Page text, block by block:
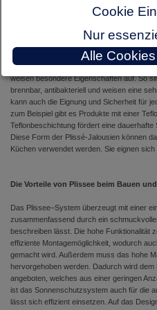
können es aber auch durch einen
das Hauseigene Montageteam vertrauen.
zwischen der Glasleiste der
Gestaltungsmöglichkeiten. Plisseeschirme
angeboten. Im Angebot sind weit mehr als
weisen besondere Eigenschaften auf. So
brennbar, antibakteriell und weisen eine
kann auch die Eignung und Sicherheit für
zum Beispiel gibt es Produkte mit einer
Teflonbeschichtung fördert eine
Diese Form der Plissé-Jalousien können
Küchen verwendet werden. Sie eignen
Die Vorteile von Plissee beim Bauen
Das Plissee–System überzeugt mit einer
zusammenfassend durch ein
beschreiben lässt. Die hohe Funktionalität
effiziente Montagemöglichkeit, wodurch
gemacht wird. Außerdem muss das hohe
hervorgehoben werden. Dadurch wird
angeboten, welches aus einer geringen
ist das Sonnenschutzsystem auch für die
lässt sich effizient einsetzen. Auf das
Cookie
Nur
Alle